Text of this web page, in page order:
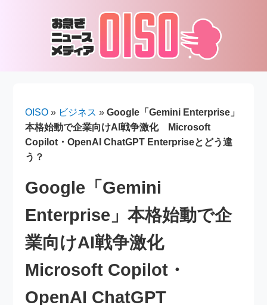
OISO » ビジネス »Google「Gemini Enterprise」
本格始動で企業向けAI戦争激化 Microsoft
Copilot・OpenAI ChatGPT Enterpriseとどう違
う？
Google「Gemini
Enterprise」本格始動で企
業向けAI戦争激化
Microsoft Copilot・
OpenAI ChatGPT